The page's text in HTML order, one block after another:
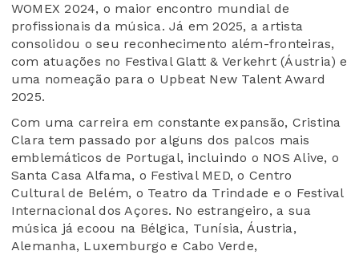
WOMEX 2024, o maior encontro mundial de
profissionais da música. Já em 2025, a artista
consolidou o seu reconhecimento além-fronteiras,
com atuações no Festival Glatt & Verkehrt (Áustria) e
uma nomeação para o Upbeat New Talent Award
2025.
Com uma carreira em constante expansão, Cristina
Clara tem passado por alguns dos palcos mais
emblemáticos de Portugal, incluindo o NOS Alive, o
Santa Casa Alfama, o Festival MED, o Centro
Cultural de Belém, o Teatro da Trindade e o Festival
Internacional dos Açores. No estrangeiro, a sua
música já ecoou na Bélgica, Tunísia, Áustria,
Alemanha, Luxemburgo e Cabo Verde,